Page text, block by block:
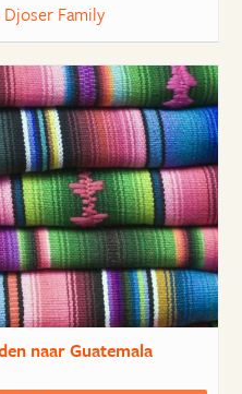
Family
naar Guatemala